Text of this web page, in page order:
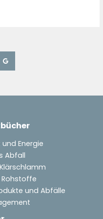
Energie
Abfall
Rohstoffe
und Abfälle